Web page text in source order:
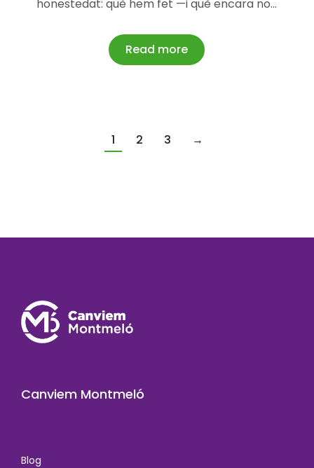
honestedat: què hem fet —i què encara no…
Read more
1 2 3 →
Canviem Montmeló
Blog